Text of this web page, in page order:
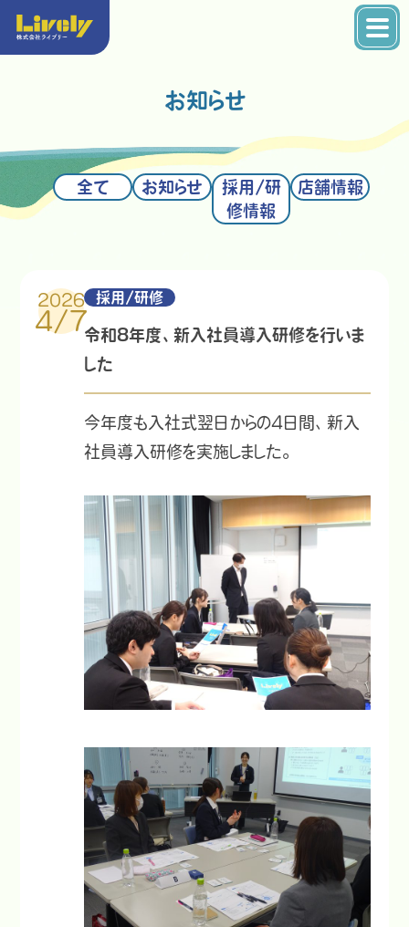
お知らせ
全て お知らせ
採用/研
修情報
店舗情報
2026
4/7
採用/研修
令和8年度、新入社員導入研修を行いま
した
今年度も入社式翌日からの4日間、新入
社員導入研修を実施しました。